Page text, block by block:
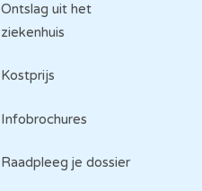
Ontslag uit het
ziekenhuis
Kostprijs
Infobrochures
Raadpleeg je dossier